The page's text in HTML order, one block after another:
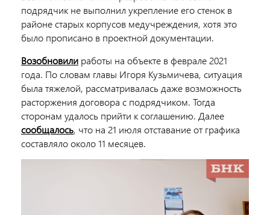
подрядчик не выполнил укрепление его стенок в
районе старых корпусов медучреждения, хотя это
было прописано в проектной документации.
Возобновили работы на объекте в феврале 2021
года. По словам главы Игоря Кузьмичева, ситуация
была тяжелой, рассматривалась даже возможность
расторжения договора с подрядчиком. Тогда
сторонам удалось прийти к соглашению. Далее
сообщалось, что на 21 июля отставание от графика
составляло около 11 месяцев.